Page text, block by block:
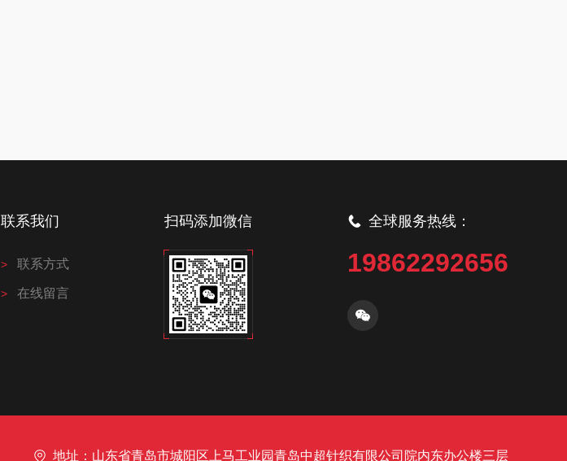
联系我们
联系方式
在线留言
扫码添加微信 全球服务热线：
19862292656
地址：山东省青岛市城阳区上马工业园青岛中超针织有限公司院内东办公楼三层